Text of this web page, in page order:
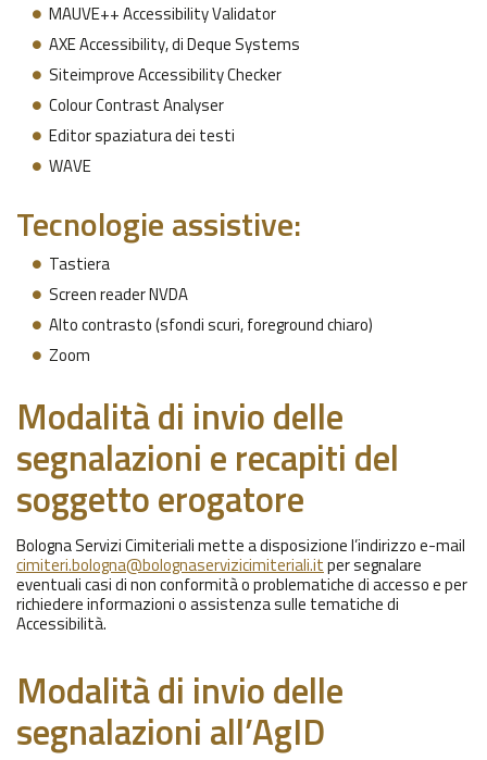
MAUVE++AccessibilityValidator
AXEAccessibility, di Deque Systems
SiteimproveAccessibilityChecker
Colour Contrast Analyser
Editor spaziatura dei testi
WAVE
Tecnologie assistive:
Tastiera
Screen reader NVDA
Alto contrasto (sfondi scuri, foreground chiaro)
Zoom
Modalità di invio delle
segnalazioni e recapiti del
soggetto erogatore
Bologna Servizi Cimiteriali mette a disposizione l’indirizzo e-mail
cimiteri.bologna@bolognaservizicimiteriali.itper segnalare
eventuali casi di non conformità o problematiche di accesso e per
richiedere informazioni o assistenza sulle tematiche di
Accessibilità.
Modalità di invio delle
segnalazioni all’AgID